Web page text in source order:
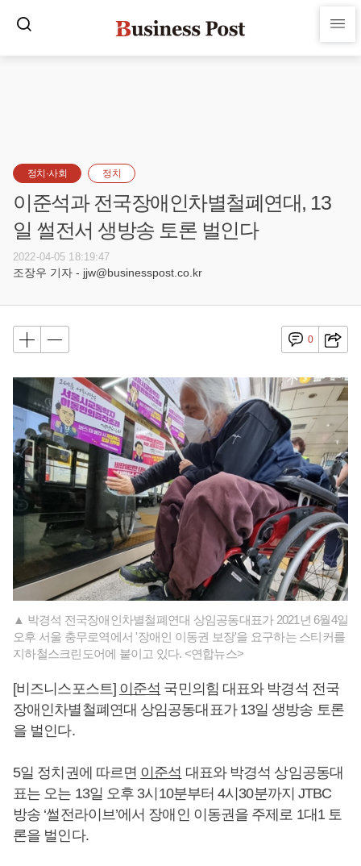
정치·사회 정치
이준석과 전국장애인차별철폐연대, 13
일 썰전서 생방송 토론 벌인다
2022-04-05 18:19:47
조장우 기자 - jjw@businesspost.co.kr
0
▲ 박경석 전국장애인차별철폐연대 상임공동대표가 2021년 6월4일
오후 서울 충무로역에서 '장애인 이동권 보장'을 요구하는 스티커를
지하철스크린도어에 붙이고 있다. <연합뉴스>
[비즈니스포스트] 이준석 국민의힘 대표와 박경석 전국
장애인차별철폐연대 상임공동대표가 13일 생방송 토론
을 벌인다.
5일 정치권에 따르면 이준석 대표와 박경석 상임공동대
표는 오는 13일 오후 3시10분부터 4시30분까지 JTBC
방송 ‘썰전라이브’에서 장애인 이동권을 주제로 1대1 토
론을 벌인다.